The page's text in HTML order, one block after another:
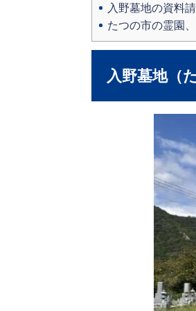
入野墓地の資料
たつの市の霊園
入野墓地（